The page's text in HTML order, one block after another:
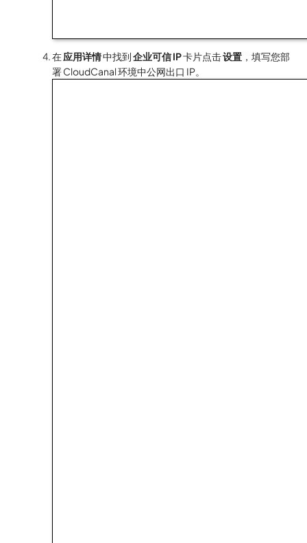
在应用详情中找到企业可信 IP卡片点击设置 ，填写您部
署 CloudCanal 环境中公网出口 IP。